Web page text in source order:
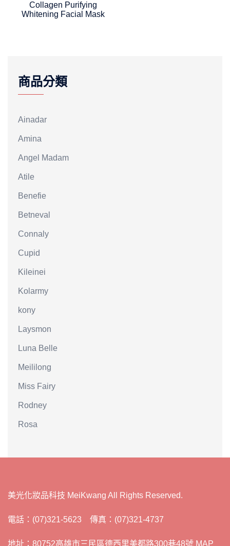
Collagen Purifying
Whitening Facial Mask
商品分類
Ainadar
Amina
Angel Madam
Atile
Benefie
Betneval
Connaly
Cupid
Kileinei
Kolarmy
kony
Laysmon
Luna Belle
Meililong
Miss Fairy
Rodney
Rosa
美光化妝品科技 MeiKwang All Rights Reserved.
電話：(07)321-5623 傳真：(07)321-4737
地址：80752高雄市三民區德西里美都路300巷48號 MAP